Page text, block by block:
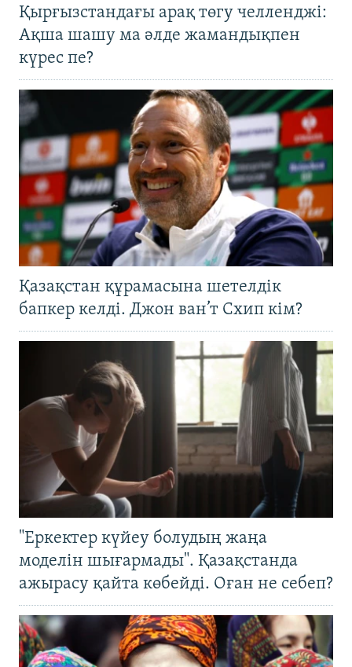
Қырғызстандағы арақ төгу челленджі:
Ақша шашу ма әлде жамандықпен
күрес пе?
Қазақстан құрамасына шетелдік
бапкер келді. Джон ван’т Схип кім?
"Еркектер күйеу болудың жаңа
моделін шығармады". Қазақстанда
ажырасу қайта көбейді. Оған не себеп?